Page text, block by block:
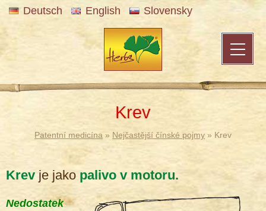
Deutsch English Slovensky
Krev
Patentní medicína » Nejčastější čínské pojmy » Krev
Krev je jako palivo v motoru.
Nedostatek